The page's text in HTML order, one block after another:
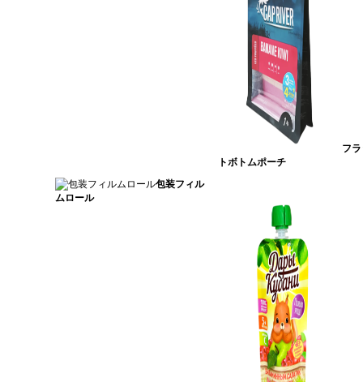
フ
トボトムポーチ
包装フィル
ムロール